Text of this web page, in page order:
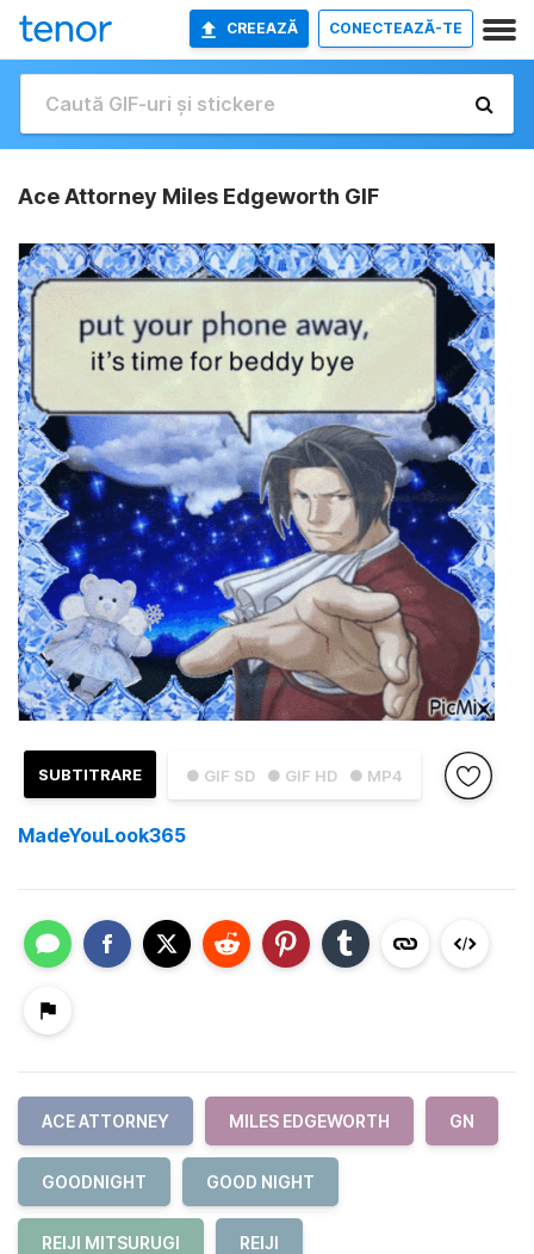
CREEAZĂ CONECTEAZĂ-TE
Ace Attorney Miles Edgeworth GIF
● GIF SD ● GIF HD ● MP4
SUBTITRARE
MadeYouLook365
ACE ATTORNEY MILES EDGEWORTH GN
GOODNIGHT GOOD NIGHT
REIJI MITSURUGI REIJI